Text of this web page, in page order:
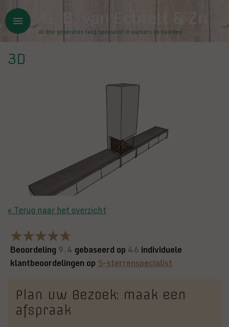
Overslaan en naar de inhoud gaan
menu
Al drie generaties lang specialist in kachels en haarden
3D
« Terug naar het overzicht
Beoordeling 9.4 gebaseerd op 46 individuele
klantbeoordelingen op 5-sterrenspecialist
Plan uw Bezoek: maak een
afspraak